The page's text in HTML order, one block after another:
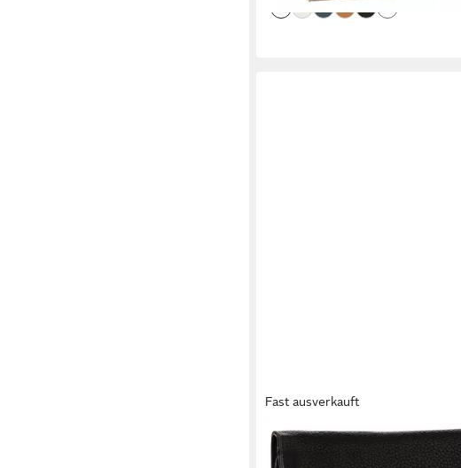
Fast ausverkauft
VALENTINO BAGS
Geldbörse BRIXTON, Damen